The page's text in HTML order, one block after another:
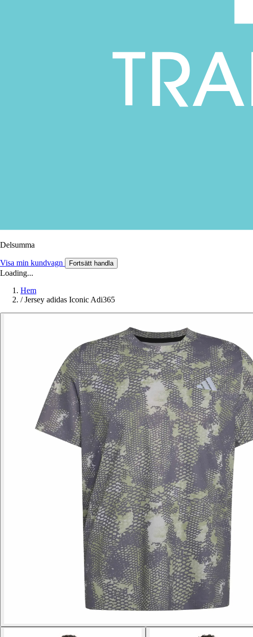
Delsumma
Visa min kundvagn Fortsätt handla
Loading...
Hem
/ Jersey adidas Iconic Adi365